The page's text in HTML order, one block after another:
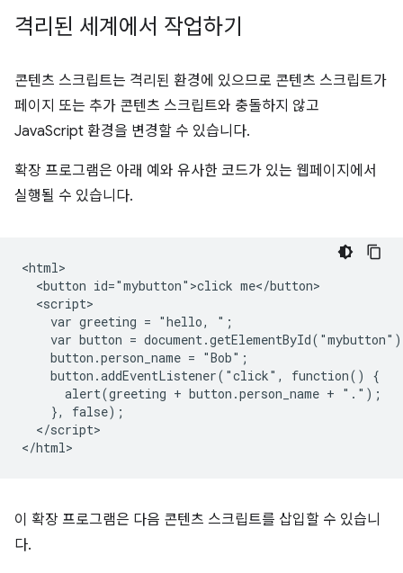
격리된 세계에서 작업하기
콘텐츠 스크립트는 격리된 환경에 있으므로 콘텐츠 스크립트가
페이지 또는 추가 콘텐츠 스크립트와 충돌하지 않고
JavaScript 환경을 변경할 수 있습니다.
확장 프로그램은 아래 예와 유사한 코드가 있는 웹페이지에서
실행될 수 있습니다.
<html>
  <button id="mybutton">click me</button>
  <script>
    var greeting = "hello, ";
var button =
    button.person_name = "Bob";
    button.addEventListener("click", function() {
      alert(greeting + button.person_name + ".");
    }, false);
  </script>
이 확장 프로그램은 다음 콘텐츠 스크립트를 삽입할 수 있습니
다.